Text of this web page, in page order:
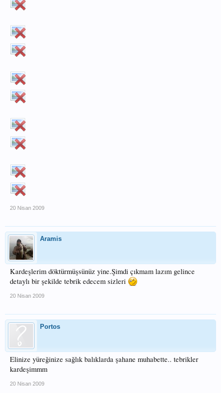
20 Nisan 2009
Aramis
Kardeşlerim döktürmüşsünüz yine.Şimdi çıkmam lazım gelince
detaylı bir şekilde tebrik edecem sizleri
20 Nisan 2009
Portos
Elinize yüreğinize sağlık balıklarda şahane muhabette.. tebrikler
kardeşimmm
20 Nisan 2009